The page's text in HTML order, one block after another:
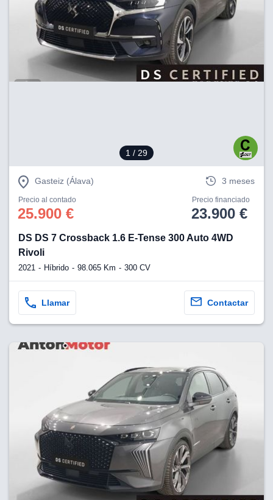
1 / 29
Gasteiz (Álava) 3 meses
Precio al contado
25.900 €
Precio financiado
23.900 €
DS DS 7 Crossback 1.6 E-Tense 300 Auto 4WD
Rivoli
2021 Híbrido 98.065 Km 300 CV
Llamar Contactar